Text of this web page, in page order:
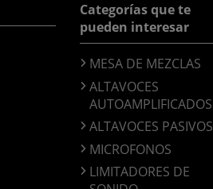
Categorías que te
pueden interesar
MESA DE MEZCLAS
ALTAVOCES
AUTOAMPLIFICADOS
ALTAVOCES PASIVOS
MICROFONOS
LIMITADORES DE